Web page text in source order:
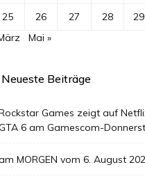
25 26 27 28 29
Mai »
Neueste Beiträge
Games zeigt auf
6 am Gamescom-
MORGEN vom 6. August